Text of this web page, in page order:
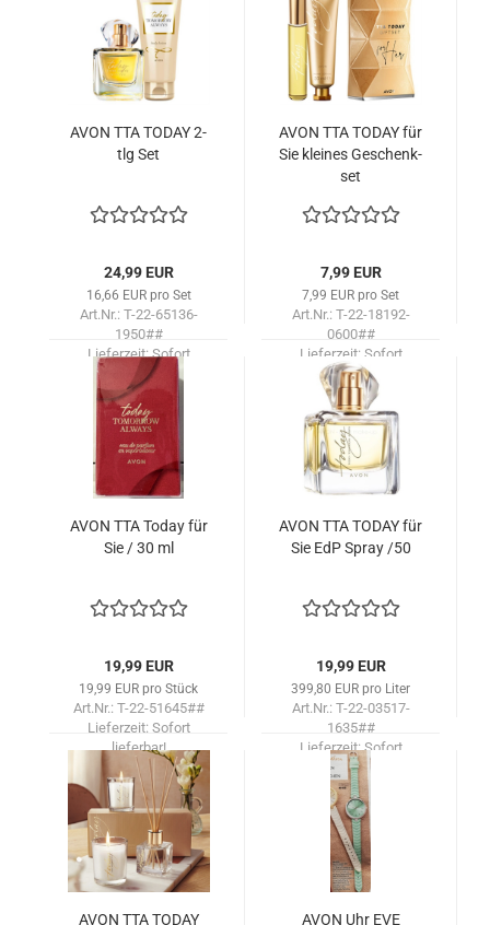
AVON TTA TODAY 2-
tlg Set
24,99 EUR
16,66 EUR pro Set
Art.Nr.: T-22-65136-
1950##
Lieferzeit:Sofort
lieferbar!
AVON TTA TODAY für
Sie klei­nes Ge­schenk­
set
7,99 EUR
7,99 EUR pro Set
Art.Nr.: T-22-18192-
0600##
Lieferzeit: Sofort
lieferbar!
AVON TTA Today für
Sie / 30 ml
19,99 EUR
19,99 EUR pro Stück
Art.Nr.: T-22-51645##
Lieferzeit: Sofort
lieferbar!
AVON TTA TODAY für
Sie EdP Spray /50
19,99 EUR
399,80 EUR pro Liter
Art.Nr.: T-22-03517-
1635##
Lieferzeit:Sofort
lieferbar!
AVON TTA TODAY AVON Uhr EVE